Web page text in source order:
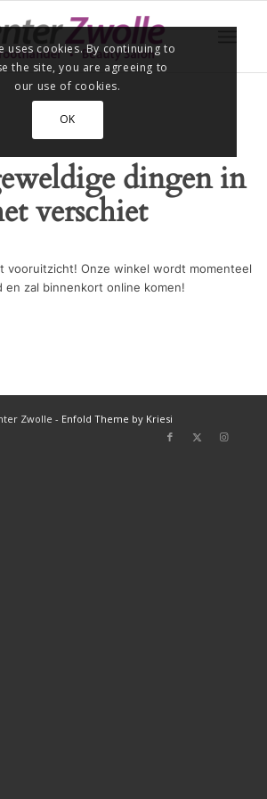
dingen in
verschiet
vooruitzicht! Onze winkel wordt momenteel
en zal binnenkort online komen!
Zwolle - Enfold Theme by Kriesi
uses cookies. By continuing to
the site, you are agreeing to
our use of cookies.
OK